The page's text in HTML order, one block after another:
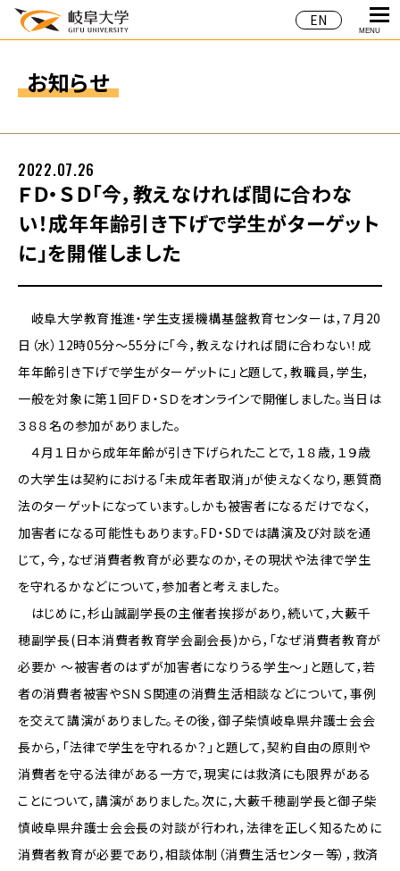
EN
MENU
お知らせ
ＦＤ・ＳＤ「今，教えなければ間に合わな
い！成年年齢引き下げで学生がターゲット
に」を開催しました
2022.07.26
岐阜大学教育推進・学生支援機構基盤教育センターは，７月20
日（水）12時05分～55分に「今，教えなければ間に合わない！成
年年齢引き下げで学生がターゲットに」と題して，教職員，学生，
一般を対象に第１回ＦＤ・ＳＤをオンラインで開催しました。当日は
３８８名の参加がありました。
４月１日から成年年齢が引き下げられたことで，１８歳，１９歳
の大学生は契約における「未成年者取消」が使えなくなり，悪質商
法のターゲットになっています。しかも被害者になるだけでなく，
加害者になる可能性もあります。FD・SDでは講演及び対談を通
じて，今，なぜ消費者教育が必要なのか，その現状や法律で学生
を守れるかなどについて，参加者と考えました。
はじめに，杉山誠副学長の主催者挨拶があり，続いて，大藪千
穂副学長(日本消費者教育学会副会長)から，「なぜ消費者教育が
必要か ～被害者のはずが加害者になりうる学生～」と題して，若
者の消費者被害やＳＮＳ関連の消費生活相談などについて，事例
を交えて講演がありました。その後，御子柴慎岐阜県弁護士会会
長から，「法律で学生を守れるか？」と題して，契約自由の原則や
消費者を守る法律がある一方で，現実には救済にも限界がある
ことについて，講演がありました。次に，大藪千穂副学長と御子柴
慎岐阜県弁護士会会長の対談が行われ，法律を正しく知るために
消費者教育が必要であり，相談体制（消費生活センター等），救済